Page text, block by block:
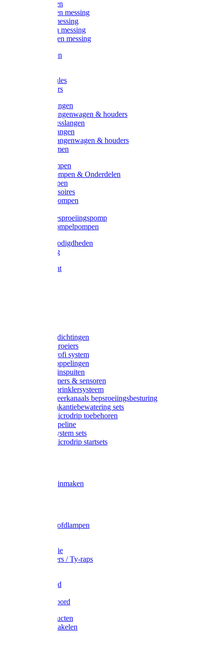
Kogelkranen
Koppelingen messing
Sproeiers messing
Tuinspuiten messing
Slangstukken messing
Handspuiten
Kunststoftules
Regenmeters
Overige slangen
Overige slangenwagen & houders
Beregeningsslangen
Gardena slangen
Gardena slangenwagen & houders
Slangklemmen
Leader pompen
Zwengelpompen & Onderdelen
Ebara pompen
Pompaccessoires
Excellent pompen
Gardena besproeiingspomp
Gardena dompelpompen
Tyleen benodigdheden
Tyleenslang
Lange bocht
Gardena afdichtingen
Gardena sproeiers
Gardena Profi system
Gardena koppelingen
Gardena tuinspuiten
Gardena timers & sensoren
Gardena Sprinklersysteem
Gardena meerkanaals bepsroeiingsbesturing
Gardena vakantiebewatering sets
Gardena Microdrip toebehoren
Gardena Pipeline
Gardena System sets
Gardena Microdrip startsets
Wecken & inmaken
Zak- & Hoofdlampen
Tape en folie
Kabelbinders / Ty-raps
Metselkoord
Elastisch koord
Afdekproducten
Heffen en takelen